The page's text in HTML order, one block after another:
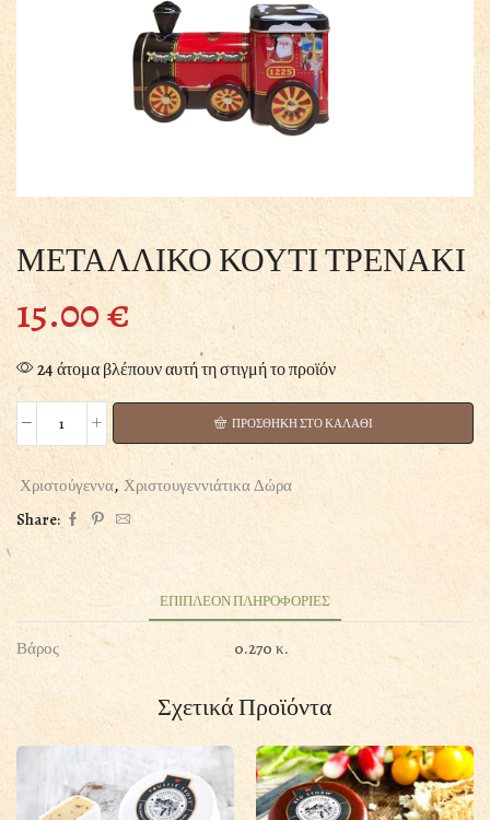
ΜΕΤΑΛΛΙΚΟ ΚΟΥΤΙ ΤΡΕΝΑΚΙ
15.00€
24 άτομα βλέπουν αυτή τη στιγμή το προϊόν
ΜΕΤΑΛΛΙΚΟ
ΤΡΕΝΑΚΙ
ποσότητα
ΠΡΟΣΘΗΚΗ ΣΤΟ ΚΑΛΑΘΙ
Χριστούγεννα, Χριστουγεννιάτικα Δώρα
Share:
ΕΠΙΠΛΕΟΝ ΠΛΗΡΟΦΟΡΙΕΣ
Βάρος 0.270 κ.
Σχετικά Προϊόντα